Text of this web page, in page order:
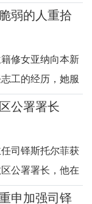
国活出的友爱与
地区祈求和平。
团体和隐修院。
米的山上欣赏非
欧洲的共同主保
祷。圣座新闻室
弱的人重拾
修女亚纳向本新
工的经历，她服
贝尼尼柱廊下淋
理，是方济各教
的。亚纳修女表
人除了需要洗
之外，还“需要被
公署署长
司铎斯托尔菲获
公署署长，他在
富。新署长将辅
申加强司铎